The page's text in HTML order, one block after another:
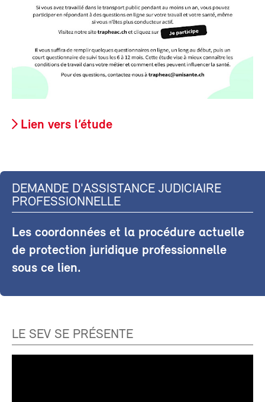
Lien vers l’étude
DEMANDE D'ASSISTANCE JUDICIAIRE
PROFESSIONNELLE
Les coordonnées et la procédure actuelle
de protection juridique professionnelle
sous ce lien.
LE SEV SE PRÉSENTE